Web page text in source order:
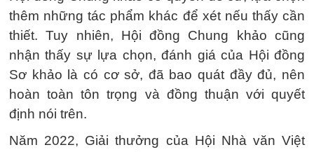
thêm những tác phẩm khác để xét nếu thấy cần
thiết. Tuy nhiên, Hội đồng Chung khảo cũng
nhận thấy sự lựa chọn, đánh giá của Hội đồng
Sơ khảo là có cơ sở, đã bao quát đầy đủ, nên
hoàn toàn tôn trọng và đồng thuận với quyết
định nói trên.
Năm 2022, Giải thưởng của Hội Nhà văn Việt